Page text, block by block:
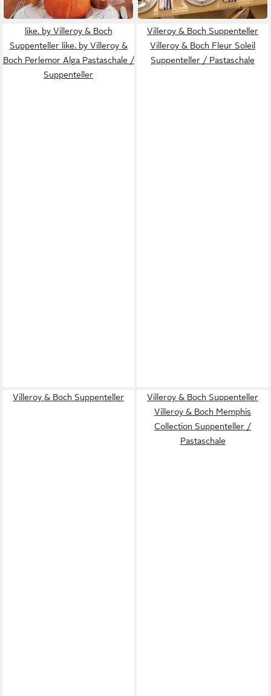
in 2-3 Werktagen bei dir
like. by Villeroy & Boch
Suppenteller like. by Villeroy &
Boch Perlemor Alga Pastaschale /
Suppenteller
Villeroy & Boch Suppenteller
Villeroy & Boch Fleur Soleil
Suppenteller / Pastaschale
Villeroy & Boch Suppenteller
Villeroy & Boch Suppenteller
Villeroy & Boch Memphis
Collection Suppenteller /
Pastaschale